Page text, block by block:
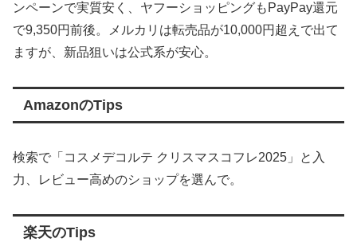
ンペーンで実質安く、ヤフーショッピングもPayPay還元
で9,350円前後。メルカリは転売品が10,000円超えで出て
ますが、新品狙いは公式系が安心。
AmazonのTips
検索で「コスメデコルテ クリスマスコフレ2025」と入
力、レビュー高めのショップを選んで。
楽天のTips